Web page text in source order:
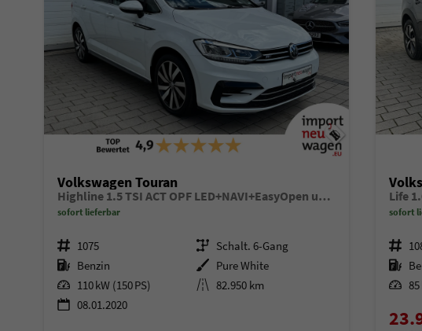
Volkswagen Touran
Highline 1.5 TSI ACT OPF LED+NAVI+EasyOpen uvm!
sofort lieferbar
Fahrzeugnr. 1075 Getriebe Schalt. 6-Gang
Kraftstoff Benzin Außenfarbe Pure White
Leistung 110 kW (150 PS) Kilometerstand 82.950 km
08.01.2020
sofort
Fahrzeugnr.
Kraftstoff
Leistung 85